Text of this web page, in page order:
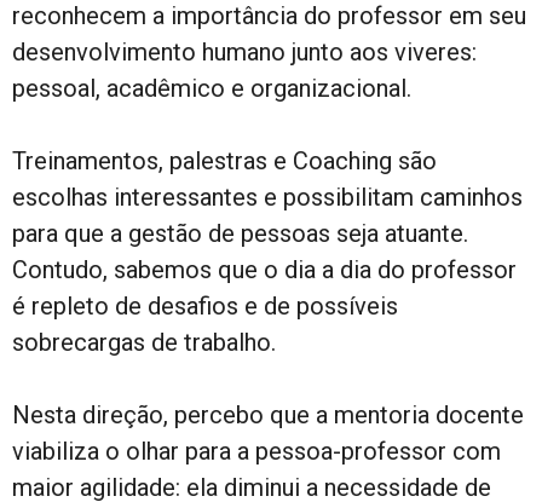
reconhecem a importância do professor em seu
desenvolvimento humano junto aos viveres:
pessoal, acadêmico e organizacional.
Treinamentos, palestras e Coaching são
escolhas interessantes e possibilitam caminhos
para que a gestão de pessoas seja atuante.
Contudo, sabemos que o dia a dia do professor
é repleto de desafios e de possíveis
sobrecargas de trabalho.
Nesta direção, percebo que a mentoria docente
viabiliza o olhar para a pessoa-professor com
maior agilidade: ela diminui a necessidade de